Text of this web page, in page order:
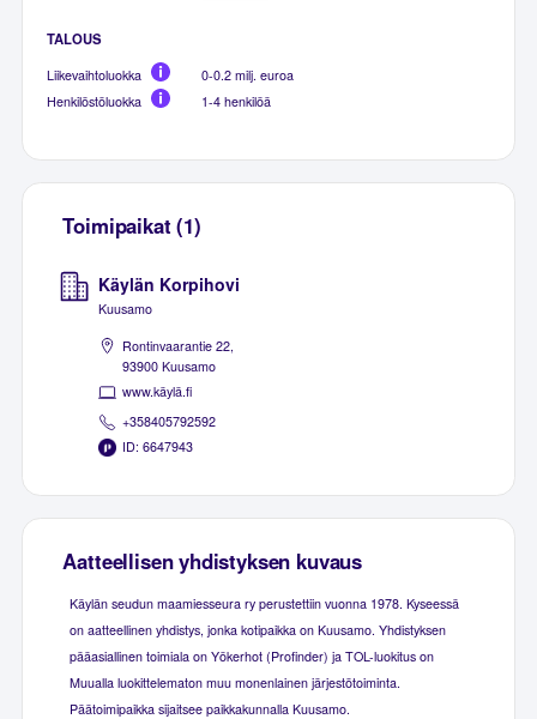
TALOUS
Liikevaihtoluokka
0-0.2 milj. euroa
Henkilöstöluokka
1-4 henkilöä
Toimipaikat (1)
Käylän Korpihovi
Kuusamo
Rontinvaarantie 22,
93900 Kuusamo
www.käylä.fi
+358405792592
ID: 6647943
Aatteellisen yhdistyksen kuvaus
Käylän seudun maamiesseura ry perustettiin vuonna 1978. Kyseessä
on aatteellinen yhdistys, jonka kotipaikka on Kuusamo. Yhdistyksen
pääasiallinen toimiala on Yökerhot (Profinder) ja TOL-luokitus on
Muualla luokittelematon muu monenlainen järjestötoiminta.
Päätoimipaikka sijaitsee paikkakunnalla Kuusamo.